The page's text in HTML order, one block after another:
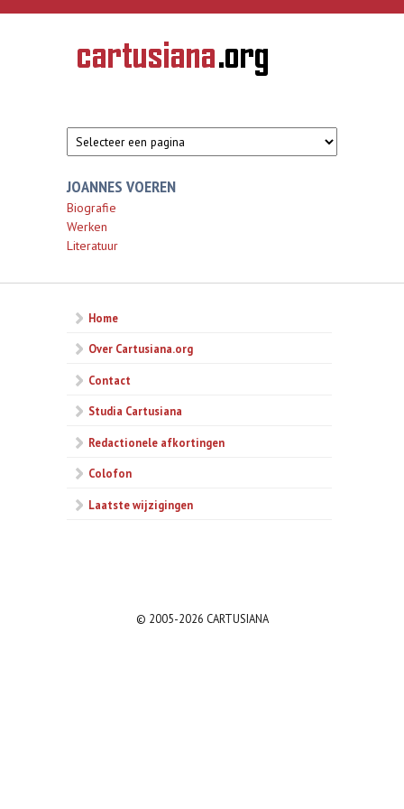
Overslaan en naar de inhoud gaan
CARTUSIANA
Geschiedenis
van de
JOANNES VOEREN
Biografie
Werken
Literatuur
Home
Over Cartusiana.org
Contact
Studia Cartusiana
Redactionele afkortingen
Colofon
Laatste wijzigingen
© 2005-2026 CARTUSIANA